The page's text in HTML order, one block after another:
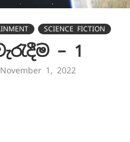
SCIENCE FICTION
– 1
November 1, 2022